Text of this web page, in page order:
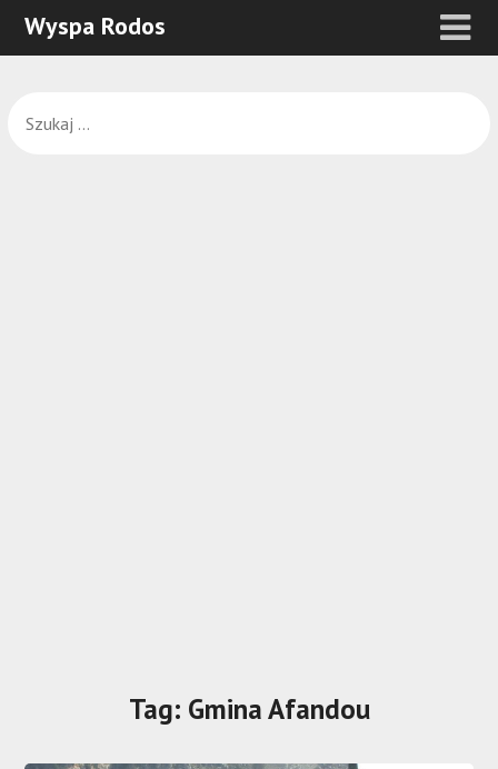
Wyspa Rodos
Tag: Gmina Afandou